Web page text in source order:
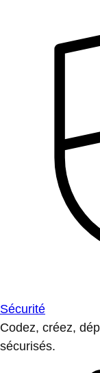
Sécurité
Codez, créez,
sécurisés.